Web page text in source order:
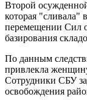
Второй
которая "сливала"
перемещении Сил
базирования
По данным
привлекла
Сотрудники СБУ
освобождения